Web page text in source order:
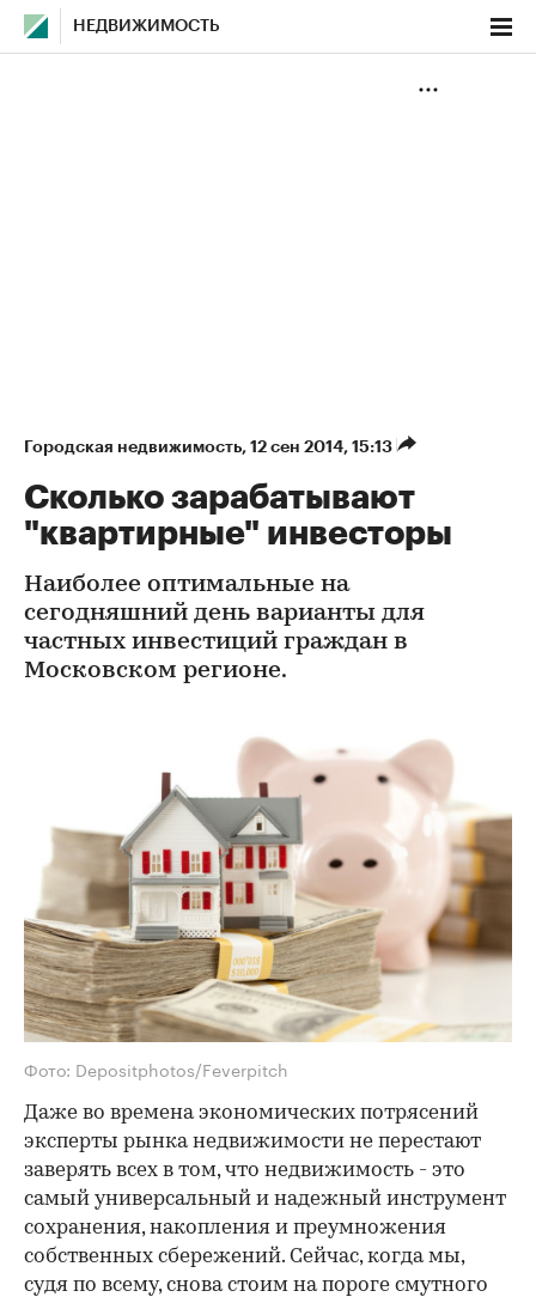
НЕДВИЖИМОСТЬ
Городская недвижимость⁠, 12 сен 2014, 15:13
Сколько зарабатывают
"квартирные" инвесторы
Наиболее оптимальные на
сегодняшний день варианты для
частных инвестиций граждан в
Московском регионе.
Фото: Depositphotos/Feverpitch
Даже во времена экономических потрясений
эксперты рынка недвижимости не перестают
заверять всех в том, что недвижимость - это
самый универсальный и надежный инструмент
сохранения, накопления и преумножения
собственных сбережений. Сейчас, когда мы,
судя по всему, снова стоим на пороге смутного